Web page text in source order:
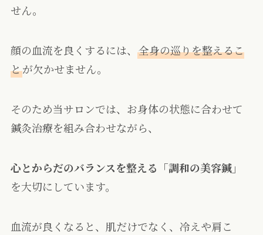
せん。
顔の血流を良くするには、 全身の巡りを整えるこ
とが欠かせません。
そのため当サロンでは、お身体の状態に合わせて
鍼灸治療を組み合わせながら、
心とからだのバランスを整える「調和の美容鍼」
を大切にしています。
血流が良くなると、肌だけでなく、冷えや肩こ